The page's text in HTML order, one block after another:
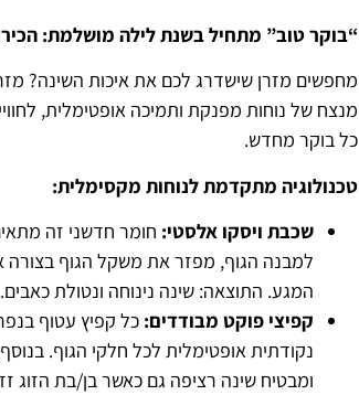
“בוקר טוב” מתחיל בשנת לילה מושלמת: הכירו
מחפשים מזרן שישדרג לכם את איכות השינה? מזרן
מנצח של נוחות מפנקת ותמיכה אופטימלית,
כל בוקר מחדש.
טכנולוגיה מתקדמת לנוחות מקסימלית:
שכבת ויסקו אלסטי: חומר חדשני זה
למבנה הגוף, מפזר את משקל הגוף בצורה
המגע. התוצאה: שינה נינוחה ונטולת כאבים.
קפיצי פוקט מבודדים: כל קפיץ עטוף
נקודתית אופטימלית לכל חלקי הגוף.
ומבטיח שינה רציפה גם כאשר בן/בת הזוג